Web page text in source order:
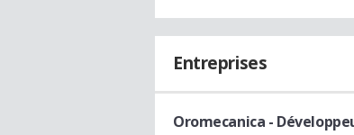
Entreprises
Oromecanica -